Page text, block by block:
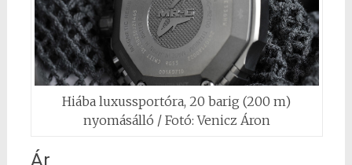
Hiába luxussportóra, 20 barig (200 m)
nyomásálló / Fotó: Venicz Áron
Ár